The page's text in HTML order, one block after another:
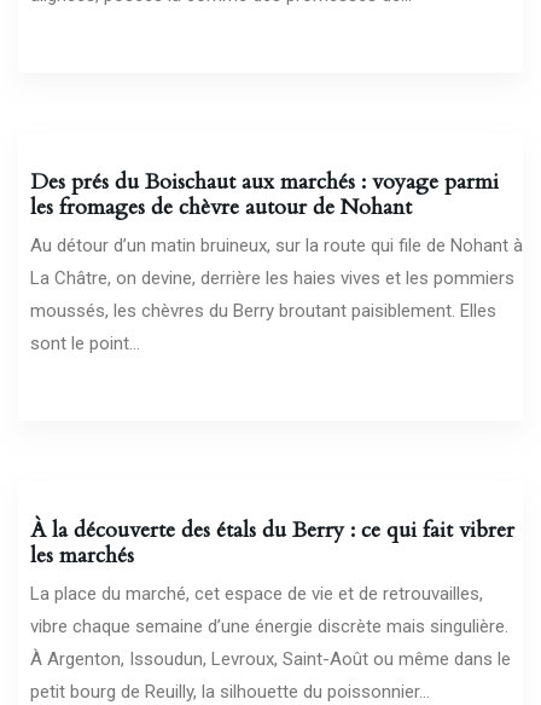
Des prés du Boischaut aux marchés : voyage parmi
les fromages de chèvre autour de Nohant
Au détour d’un matin bruineux, sur la route qui file de Nohant à
La Châtre, on devine, derrière les haies vives et les pommiers
moussés, les chèvres du Berry broutant paisiblement. Elles
sont le point...
À la découverte des étals du Berry : ce qui fait vibrer
les marchés
La place du marché, cet espace de vie et de retrouvailles,
vibre chaque semaine d’une énergie discrète mais singulière.
À Argenton, Issoudun, Levroux, Saint-Août ou même dans le
petit bourg de Reuilly, la silhouette du poissonnier...